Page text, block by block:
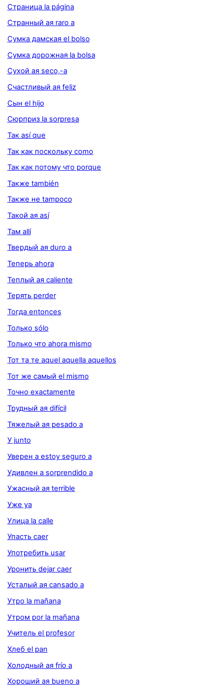
Страница la página
Странный ая raro a
Сумка дамская el bolso
Сумка дорожная la bolsa
Сухой ая seco,-a
Счастливый ая feliz
Сын el hijo
Сюрприз la sorpresa
Так así que
Так как поскольку como
Так как потому что porque
Также también
Также не tampoco
Такой ая así
Там allí
Твердый ая duro a
Теперь ahora
Теплый ая caliente
Терять perder
Тогда entonces
Только sólo
Только что ahora mismo
Тот та те aquel aquella aquellos
Тот же самый el mismo
Точно exactamente
Трудный ая difícil
Тяжелый ая pesado a
У junto
Уверен а estoy seguro a
Удивлен а sorprendido a
Ужасный ая terrible
Уже ya
Улица la calle
Упасть caer
Употребить usar
Уронить dejar caer
Усталый ая cansado a
Утро la mañana
Утром por la mañana
Учитель el profesor
Хлеб el pan
Холодный ая frío a
Хороший ая bueno a